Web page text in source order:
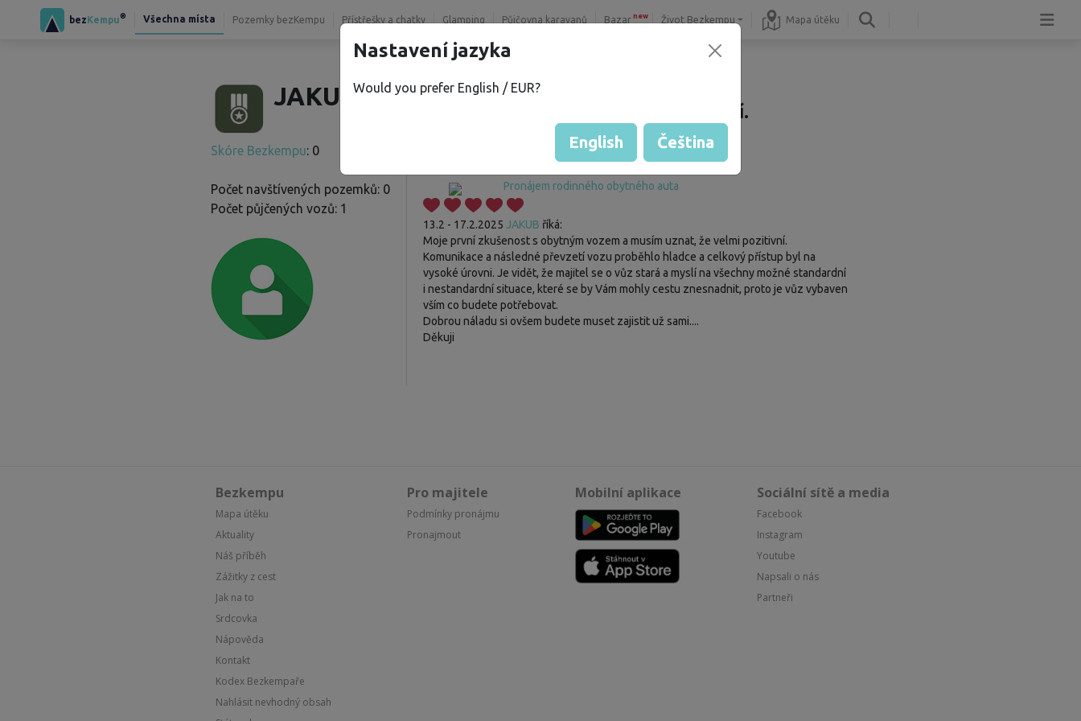
bezKempu® Všechna místa Pozemky bezKempu Přístřešky a chatky Glamping Půjčovna karavanů Bazar new Život Bezkempu Mapa útěku
JAKUB R.
Skóre Bezkempu: 0
Počet navštívených pozemků: 0
Počet půjčených vozů: 1
Host nemá zatím žádné hodnocení.
Hodnocení vozů
Pronájem rodinného obytného auta
13.2 - 17.2.2025 JAKUB říká:
Moje první zkušenost s obytným vozem a musím uznat, že velmi pozitivní.
Komunikace a následné převzetí vozu proběhlo hladce a celkový přístup byl na
vysoké úrovni. Je vidět, že majitel se o vůz stará a myslí na všechny možné standardní
i nestandardní situace, které se by Vám mohly cestu znesnadnit, proto je vůz vybaven
vším co budete potřebovat.
Dobrou náladu si ovšem budete muset zajistit už sami....
Děkuji
Bezkempu
Mapa útěku
Aktuality
Náš příběh
Zážitky z cest
Jak na to
Srdcovka
Nápověda
Kontakt
Kodex Bezkempaře
Nahlásit nevhodný obsah
Pro majitele
Podmínky pronájmu
Pronajmout
Mobilní aplikace Sociální sítě a media
Facebook
Instagram
Youtube
Napsali o nás
Partneři
Nastavení jazyka
Would you prefer English / EUR?
English Čeština